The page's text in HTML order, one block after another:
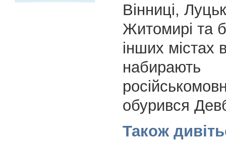
Вінниці,
Житомирі та
інших містах
набирають
обурився
Також